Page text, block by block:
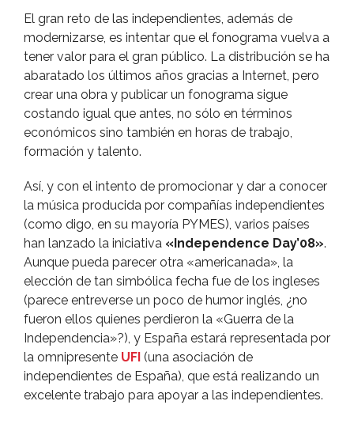
El gran reto de las independientes, además de
modernizarse, es intentar que el fonograma vuelva a
tener valor para el gran público. La distribución se ha
abaratado los últimos años gracias a Internet, pero
crear una obra y publicar un fonograma sigue
costando igual que antes, no sólo en términos
económicos sino también en horas de trabajo,
formación y talento.
Así­, y con el intento de promocionar y dar a conocer
la música producida por compañí­as independientes
(como digo, en su mayorí­a PYMES), varios paí­ses
han lanzado la iniciativa «Independence Day’08».
Aunque pueda parecer otra «americanada», la
elección de tan simbólica fecha fue de los ingleses
(parece entreverse un poco de humor inglés, ¿no
fueron ellos quienes perdieron la «Guerra de la
Independencia»?), y España estará representada por
la omnipresente UFI (una asociación de
independientes de España), que está realizando un
excelente trabajo para apoyar a las independientes.